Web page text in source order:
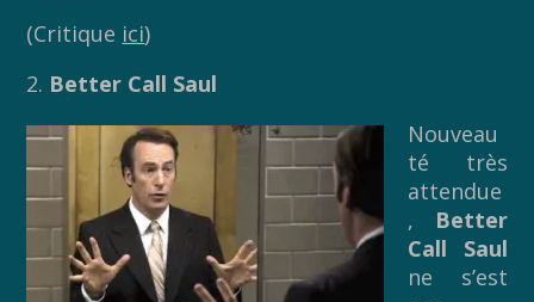
(Critique ici)
2. Better Call Saul
Nouveau
té très
attendue
,
Better
Call Saul
ne s’est